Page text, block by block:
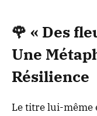
🌹 « Des
Une
Résilience
Le titre lui-même